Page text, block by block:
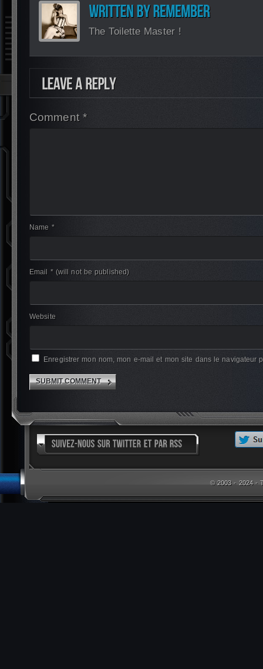
The Toilette Master !
Comment *
Name *
Email * (will not be published)
Website
Enregistrer mon nom, mon e-mail et mon site dans le navigateur
© 2003 - 2024 -